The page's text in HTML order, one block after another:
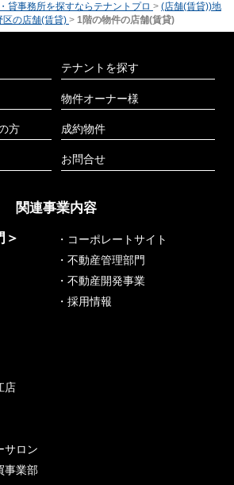
貸事務所を探すならテナントプロ > (店舗(賃貸))地
区の店舗(賃貸) > 1階の物件の店舗(賃貸)
方
テナントを探す
物件オーナー様
成約物件
お問合せ
関連事業内容
＞
店
サロン
事業部
・コーポレートサイト
・不動産管理部門
・不動産開発事業
・採用情報